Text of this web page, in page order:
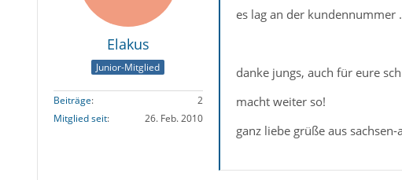
Elakus
Junior-Mitglied
Beiträge
2
Mitglied seit
26. Feb. 2010
es lag an der kundennummer
danke jungs, auch für eure
macht weiter so!
ganz liebe grüße aus sachsen-